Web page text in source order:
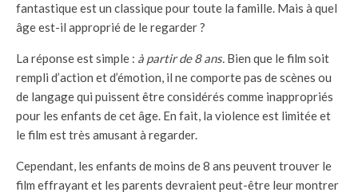
fantastique est un classique pour toute la famille. Mais à quel
âge est-il approprié de le regarder ?
La réponse est simple : à partir de 8 ans. Bien que le film soit
rempli d’action et d’émotion, il ne comporte pas de scènes ou
de langage qui puissent être considérés comme inappropriés
pour les enfants de cet âge. En fait, la violence est limitée et
le film est très amusant à regarder.
Cependant, les enfants de moins de 8 ans peuvent trouver le
film effrayant et les parents devraient peut-être leur montrer